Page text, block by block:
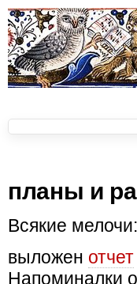
планы и
Всякие мелочи:
выложен отчет
Напоминалки